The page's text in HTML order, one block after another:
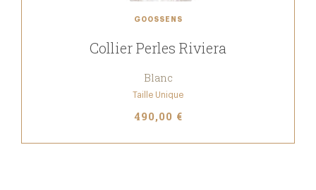
GOOSSENS
Collier Perles Riviera
Blanc
Taille Unique
490,00 €